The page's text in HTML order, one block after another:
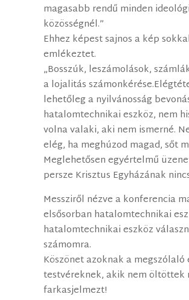
magasabb rendű minden
közösségnél.”
Ehhez képest sajnos a kép
emlékeztet.
„Bosszúk, leszámolások,
a lojalitás
lehetőleg a nyilvánosság
hatalomtechnikai eszköz, nem
volna valaki, aki nem ismerné.
elég, ha meghúzod magad, sőt
Meglehetősen egyértelmű
persze Krisztus Egyházának
Messziről nézve a konferencia
elsősorban hatalomtechnikai
hatalomtechnikai eszköz
számomra.
Köszönet azoknak a megszólaló
testvéreknek, akik nem öltöttek
farkasjelmezt!